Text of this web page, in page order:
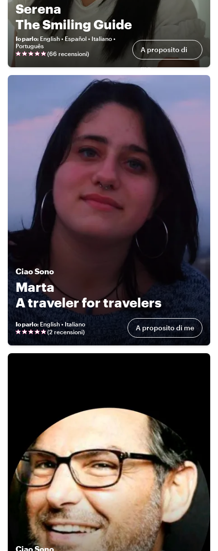
Serena
The Smiling Guide
Io parlo: English • Español • Italiano •
Português
(66 recensioni) A proposito di
me
CiaoSono
Marta
A traveler for travelers
Io parlo: English • Italiano
(2 recensioni) A proposito di me
CiaoSono